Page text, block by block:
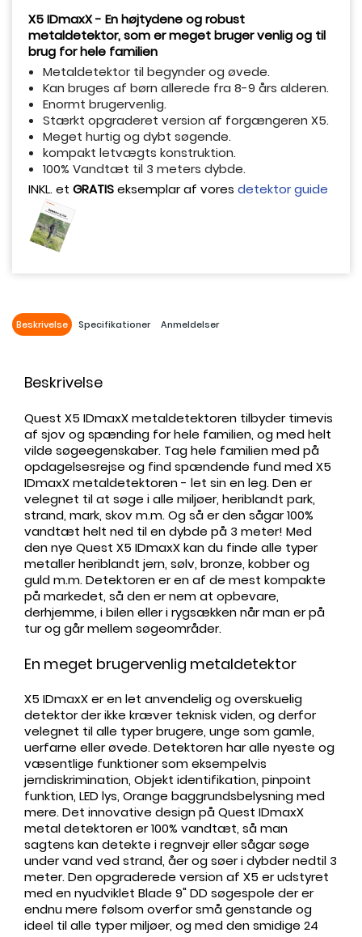
X5 IDmaxX - En højtydene og robust
metaldetektor, som er meget bruger venlig og til
brug for hele familien
Metaldetektor til begynder og øvede.
Kan bruges af børn allerede fra 8-9 års alderen.
Enormt brugervenlig.
Stærkt opgraderet version af forgængeren X5.
Meget hurtig og dybt søgende.
kompakt letvægts konstruktion.
100% Vandtæt til 3 meters dybde.
INKL. et GRATISeksemplar af vores detektor guide
Beskrivelse Specifikationer Anmeldelser
Beskrivelse
Quest X5 IDmaxX metaldetektoren tilbyder timevis
af sjov og spænding for hele familien, og med helt
vilde søgeegenskaber. Tag hele familien med på
opdagelsesrejse og find spændende fund med X5
IDmaxX metaldetektoren - let sin en leg. Den er
velegnet til at søge i alle miljøer, heriblandt park,
strand, mark, skov m.m. Og så er den sågar 100%
vandtæt helt ned til en dybde på 3 meter! Med
den nye Quest X5 IDmaxX kan du finde alle typer
metaller heriblandt jern, sølv, bronze, kobber og
guld m.m. Detektoren er en af de mest kompakte
på markedet, så den er nem at opbevare,
derhjemme, i bilen eller i rygsækken når man er på
tur og går mellem søgeområder.
En meget brugervenlig metaldetektor
X5 IDmaxX er en let anvendelig og overskuelig
detektor der ikke kræver teknisk viden, og derfor
velegnet til alle typer brugere, unge som gamle,
uerfarne eller øvede. Detektoren har alle nyeste og
væsentlige funktioner som eksempelvis
jerndiskrimination, Objekt identifikation, pinpoint
funktion, LED lys, Orange baggrundsbelysning med
mere. Det innovative design på Quest IDmaxX
metal detektoren er 100% vandtæt, så man
sagtens kan detekte i regnvejr eller sågar søge
under vand ved strand, åer og søer i dybder nedtil 3
meter. Den opgraderede version af X5 er udstyret
med en nyudviklet Blade 9" DD søgespole der er
endnu mere følsom overfor små genstande og
ideel til alle typer miljøer, og med den smidige 24